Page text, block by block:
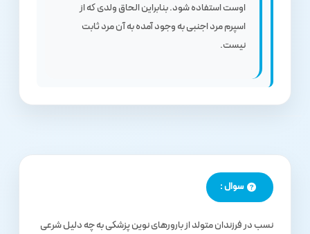
اوست استفاده شود. بنابراین الحاق ولدی که از
اسپرم مرد اجنبی به وجود آمده به آن مرد ثابت
نیست.
سوال :
نسب در فرزندان متولد از بارورهای نوین پزشکی به چه دلیل شرعی